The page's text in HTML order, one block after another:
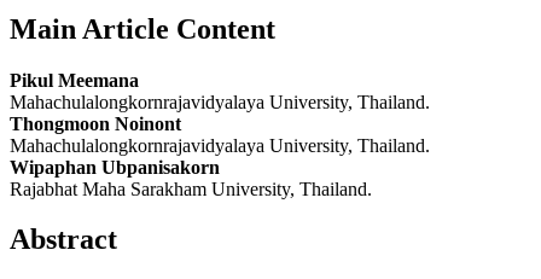
Main Article Content
Pikul Meemana
Mahachulalongkornrajavidyalaya University, Thailand.
Thongmoon Noinont
Mahachulalongkornrajavidyalaya University, Thailand.
Wipaphan Ubpanisakorn
Rajabhat Maha Sarakham University, Thailand.
Abstract